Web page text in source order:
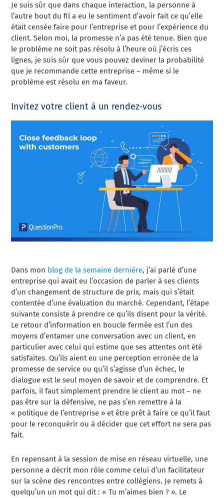
Je suis sûr que dans chaque interaction, la personne à
l’autre bout du fil a eu le sentiment d’avoir fait ce qu’elle
était censée faire pour l’entreprise et pour l’expérience du
client. Selon moi, la promesse n’a pas été tenue. Bien que
le problème ne soit pas résolu à l’heure où j’écris ces
lignes, je suis sûr que vous pouvez deviner la probabilité
que je recommande cette entreprise – même si le
problème est résolu en ma faveur.
Invitez votre client à un rendez-vous
Dans mon blog de la semaine dernière, j’ai parlé d’une
entreprise qui avait eu l’occasion de parler à ses clients
d’un changement de structure de prix, mais qui s’était
contentée d’une évaluation du marché. Cependant, l’étape
suivante consiste à prendre ce qu’ils disent pour la vérité.
Le retour d’information en boucle fermée est l’un des
moyens d’entamer une conversation avec un client, en
particulier avec celui qui estime que ses attentes ont été
satisfaites. Qu’ils aient eu une perception erronée de la
promesse de service ou qu’il s’agisse d’un échec, le
dialogue est le seul moyen de savoir et de comprendre. Et
parfois, il faut simplement prendre le client au mot – ne
pas être sur la défensive, ne pas s’en remettre à la
« politique de l’entreprise » et être prêt à faire ce qu’il faut
pour le reconquérir ou à décider que cet effort ne sera pas
fait.
En repensant à la session de mise en réseau virtuelle, une
personne a décrit mon rôle comme celui d’un facilitateur
sur la scène des rencontres entre collégiens. Je remets à
quelqu’un un mot qui dit : « Tu m’aimes bien ? ». Le